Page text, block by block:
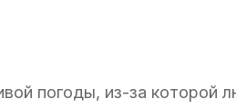
погоды, из-за которой